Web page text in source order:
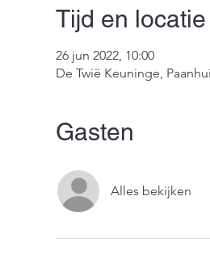
Tijd en locatie
26 jun 2022, 10:00
De Twië Keuninge,
Gasten
Alles bekijken